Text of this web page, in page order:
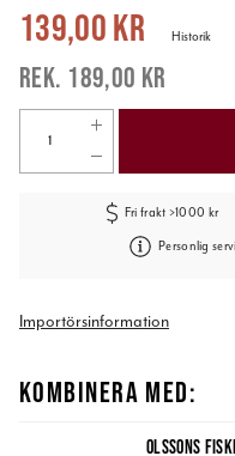
Nuvarande pris:139,00 kr
139,00 kr
189,00 kr
Historik
Fri frakt >1000 kr
Personlig
Importörsinformation
KOMBINERA MED:
OLSSONS